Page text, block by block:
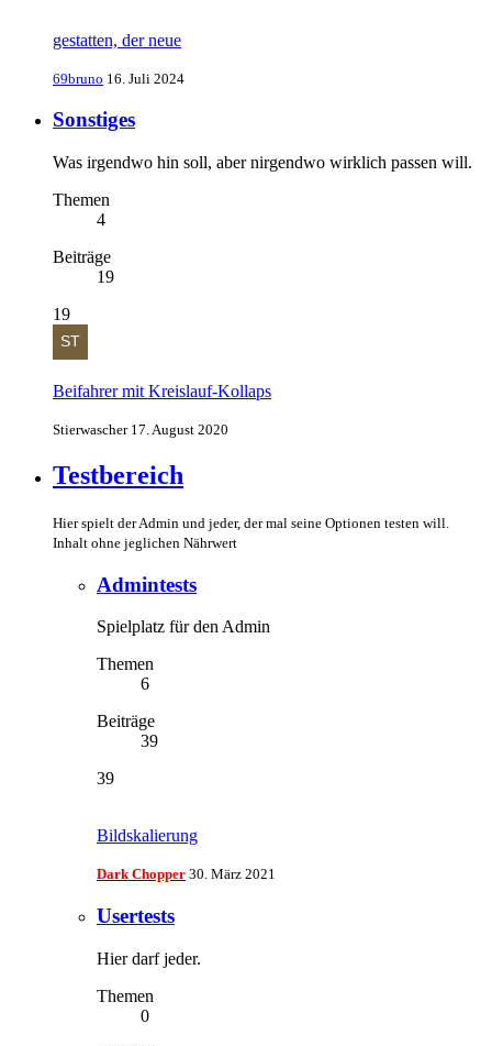
gestatten, der neue
69bruno 16. Juli 2024
Sonstiges
Was irgendwo hin soll, aber nirgendwo wirklich passen will.
Themen
4
Beiträge
19
19
Beifahrer mit Kreislauf-Kollaps
Stierwascher 17. August 2020
Testbereich
Hier spielt der Admin und jeder, der mal seine Optionen testen will.
Inhalt ohne jeglichen Nährwert
Admintests
Spielplatz für den Admin
Themen
6
Beiträge
39
39
Bildskalierung
Dark Chopper 30. März 2021
Usertests
Hier darf jeder.
Themen
0